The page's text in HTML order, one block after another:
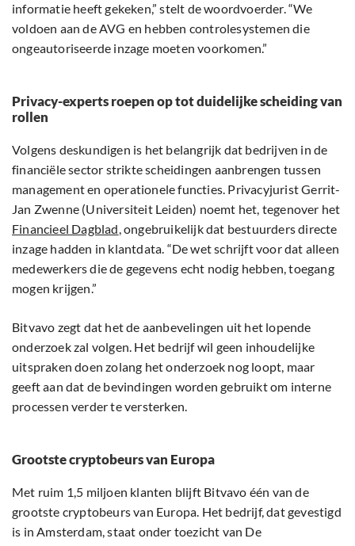
informatie heeft gekeken,” stelt de woordvoerder. “We
voldoen aan de AVG en hebben controlesystemen die
ongeautoriseerde inzage moeten voorkomen.”
Privacy-experts roepen op tot duidelijke scheiding van
rollen
Volgens deskundigen is het belangrijk dat bedrijven in de
financiële sector strikte scheidingen aanbrengen tussen
management en operationele functies. Privacyjurist Gerrit-
Jan Zwenne (Universiteit Leiden) noemt het, tegenover het
Financieel Dagblad, ongebruikelijk dat bestuurders directe
inzage hadden in klantdata. “De wet schrijft voor dat alleen
medewerkers die de gegevens echt nodig hebben, toegang
mogen krijgen.”
Bitvavo zegt dat het de aanbevelingen uit het lopende
onderzoek zal volgen. Het bedrijf wil geen inhoudelijke
uitspraken doen zolang het onderzoek nog loopt, maar
geeft aan dat de bevindingen worden gebruikt om interne
processen verder te versterken.
Grootste cryptobeurs van Europa
Met ruim 1,5 miljoen klanten blijft Bitvavo één van de
grootste cryptobeurs van Europa. Het bedrijf, dat gevestigd
is in Amsterdam, staat onder toezicht van De